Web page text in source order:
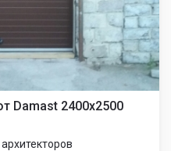
Damast 2400х2500